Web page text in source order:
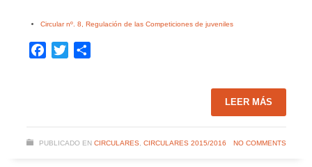
Circular nº. 8, Regulación de las Competiciones de juveniles
Facebook
Twitter
LEER MÁS
PUBLICADO EN CIRCULARES, CIRCULARES 2015/2016 NO COMMENTS